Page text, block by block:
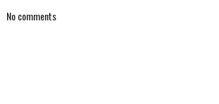
No comments